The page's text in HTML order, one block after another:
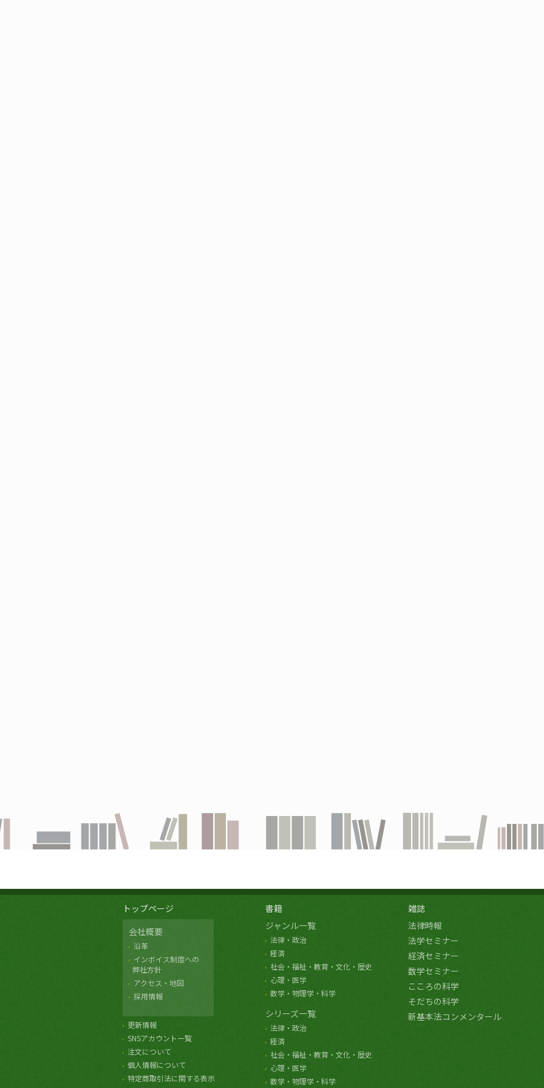
トップページ
会社概要
沿革
インボイス制度への
弊社方針
アクセス・地図
採用情報
更新情報
SNSアカウント一覧
注文について
個人情報について
特定商取引法に関する表示
書籍
ジャンル一覧
法律・政治
経済
社会・福祉・教育・文化・歴史
心理・医学
数学・物理学・科学
シリーズ一覧
法律・政治
経済
社会・福祉・教育・文化・歴史
心理・医学
数学・物理学・科学
雑誌
法律時報
法学セミナー
経済セミナー
数学セミナー
こころの科学
そだちの科学
新基本法コンメンタール